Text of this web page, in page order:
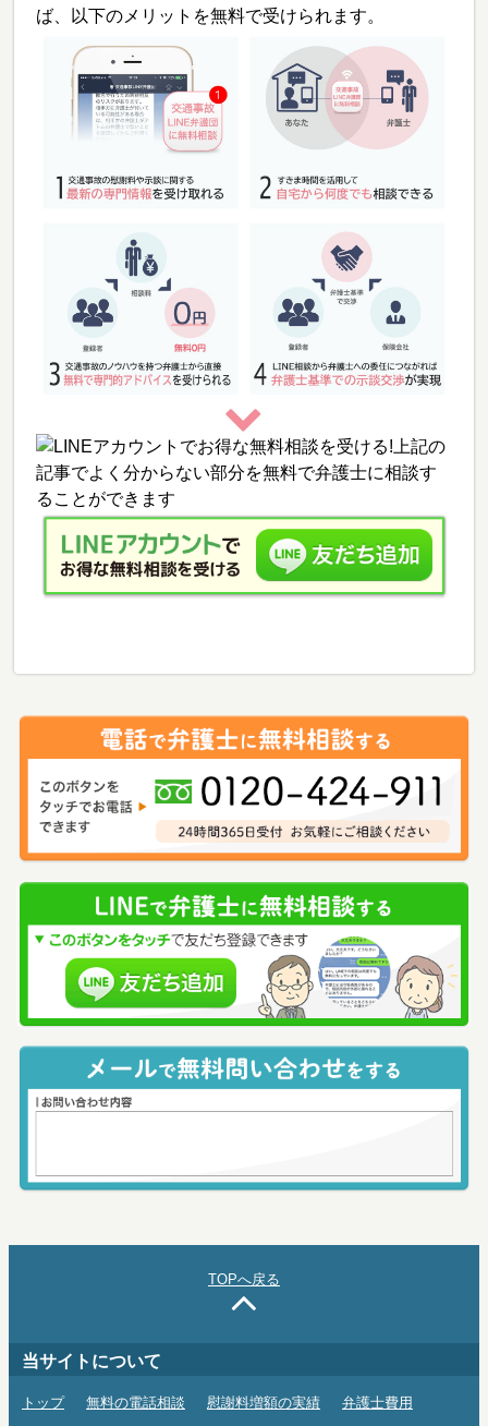
ば、以下のメリットを無料で受けられます。
TOPへ戻る
当サイトについて
トップ 無料の電話相談 慰謝料増額の実績 弁護士費用